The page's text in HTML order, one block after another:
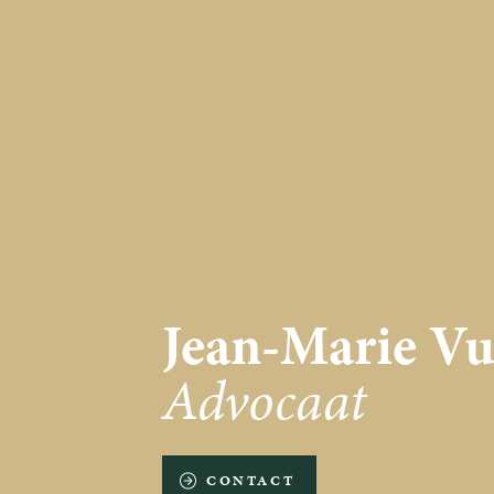
Jean-Marie
Advocaat
CONTACT